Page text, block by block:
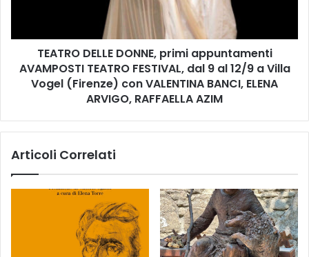
.
.
S
L
N
,
TEATRO DELLE DONNE, primi appuntamenti
AVAMPOSTI TEATRO FESTIVAL, dal 9 al 12/9 a Villa
Vogel (Firenze) con VALENTINA BANCI, ELENA
ARVIGO, RAFFAELLA AZIM
Articoli Correlati